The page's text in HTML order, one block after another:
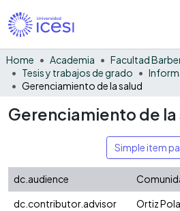
Home Academia
Tesis y trabajos de grado
Gerenciamiento de la salud
Gerenciamiento de la
Simple item
dc.audience
dc.contributor.advisor
Ortiz